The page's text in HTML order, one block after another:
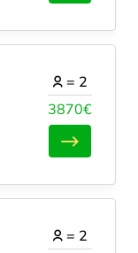
3870€
= 2
= 2